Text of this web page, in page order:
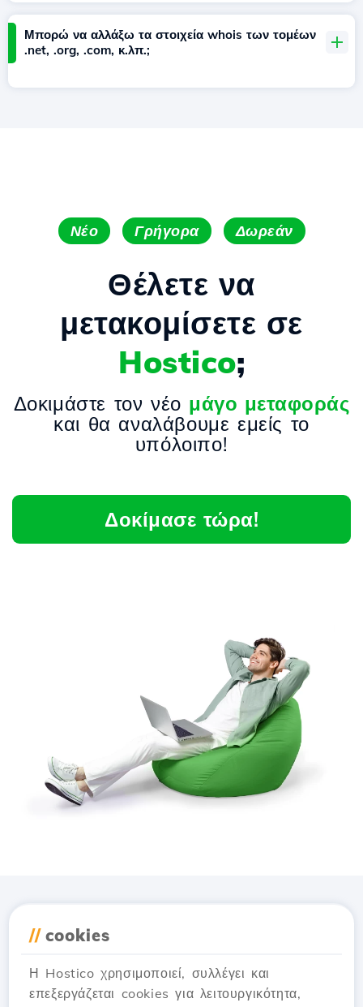
Μπορώ να αλλάξω τα στοιχεία whois των τομέων
.net, .org, .com, κ.λπ.;
Νέο Γρήγορα Δωρεάν
Θέλετε να
μετακομίσετε σε
Hostico;
Δοκιμάστε τον νέο μάγο μεταφοράς
και θα αναλάβουμε εμείς το
υπόλοιπο!
Δοκίμασε τώρα!
// cookies
Η Hostico χρησιμοποιεί, συλλέγει και
επεξεργάζεται cookies για λειτουργικότητα,